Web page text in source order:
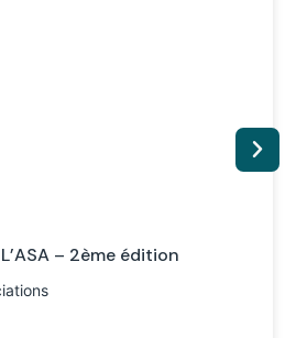
L’ASA – 2ème édition